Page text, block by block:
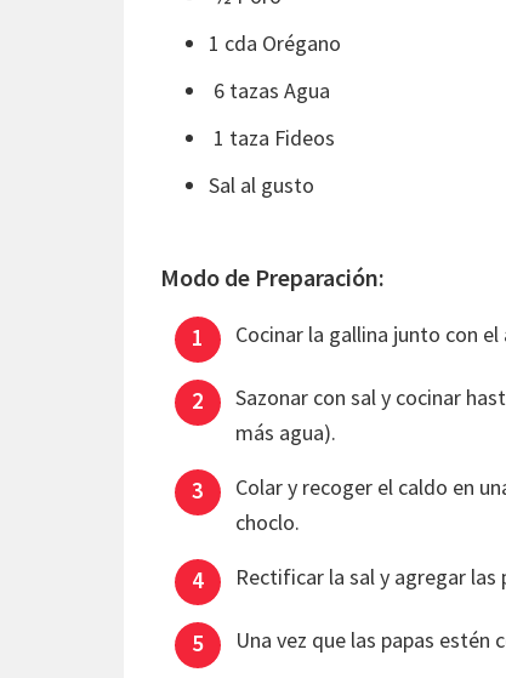
1 cda Orégano
6 tazas Agua
1 taza Fideos
Sal al gusto
Modo de Preparación:
Cocinar la gallina junto con
Sazonar con sal y cocinar
más agua).
Colar y recoger el caldo en
choclo.
Rectificar la sal y agregar
Una vez que las papas estén